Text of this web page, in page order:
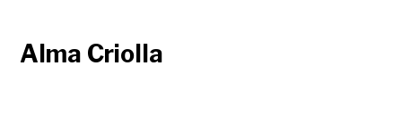
Alma Criolla